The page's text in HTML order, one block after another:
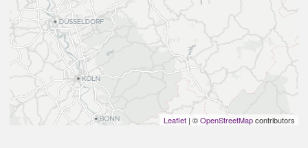
Leaflet | ©OpenStreetMapcontributors